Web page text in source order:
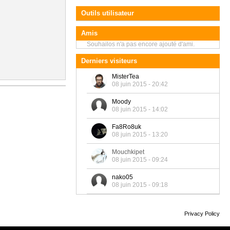
Outils utilisateur
Amis
Souhailos n'a pas encore ajouté d'ami.
Derniers visiteurs
MisterTea
08 juin 2015 - 20:42
Moody
08 juin 2015 - 14:02
Fa8Ro8uk
08 juin 2015 - 13:20
Mouchkipet
08 juin 2015 - 09:24
nako05
08 juin 2015 - 09:18
Privacy Policy